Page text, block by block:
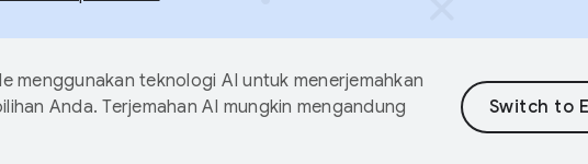
menggunakan teknologi AI untuk menerjemahkan
Anda. Terjemahan AI mungkin mengandung